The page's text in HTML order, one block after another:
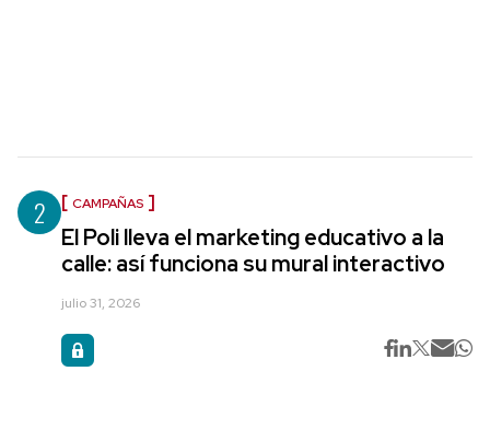
2 CAMPAÑAS
El Poli lleva el marketing educativo a la
calle: así funciona su mural interactivo
julio 31, 2026